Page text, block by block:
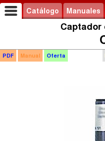
Catálogo Manuales
Captador
PDF Manual Oferta